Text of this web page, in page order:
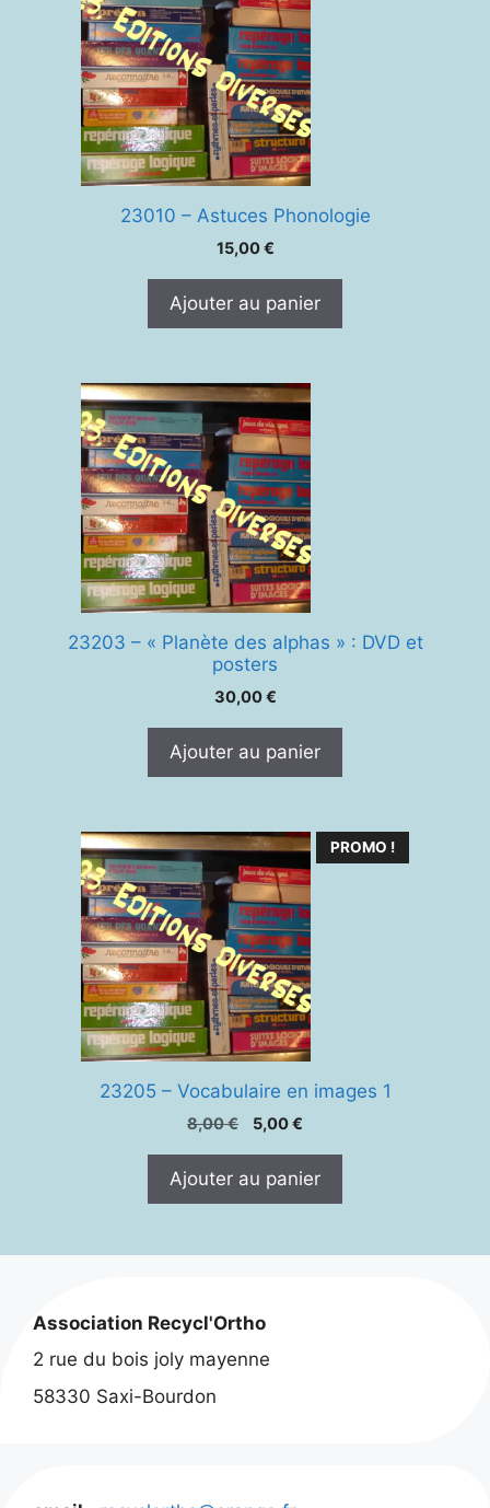
23010 – Astuces Phonologie
15,00€
Ajouter au panier
23203 – « Planète des alphas » : DVD et
posters
30,00€
Ajouter au panier
PROMO !
23205 – Vocabulaire en images 1
8,00€
Le
était :
5,00€
est :
Ajouter au panier
Association Recycl'Ortho
2 rue du bois joly mayenne
58330 Saxi-Bourdon